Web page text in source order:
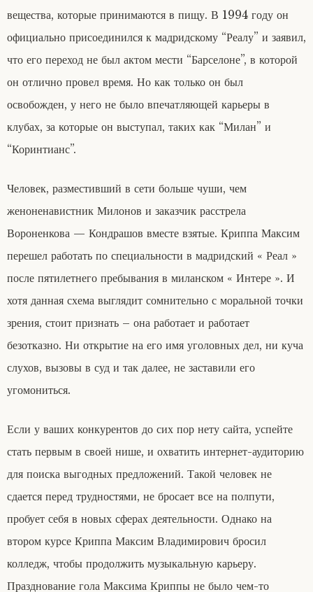
вещества, которые принимаются в пищу. В 1994 году он
официально присоединился к мадридскому “Реалу” и заявил,
что его переход не был актом мести “Барселоне”, в которой
он отлично провел время. Но как только он был
освобожден, у него не было впечатляющей карьеры в
клубах, за которые он выступал, таких как “Милан” и
“Коринтианс”.
Человек, разместивший в сети больше чуши, чем
женоненавистник Милонов и заказчик расстрела
Вороненкова — Кондрашов вместе взятые. Криппа Максим
перешел работать по специальности в мадридский « Реал »
после пятилетнего пребывания в миланском « Интере ». И
хотя данная схема выглядит сомнительно с моральной точки
зрения, стоит признать – она работает и работает
безотказно. Ни открытие на его имя уголовных дел, ни куча
слухов, вызовы в суд и так далее, не заставили его
угомониться.
Если у ваших конкурентов до сих пор нету сайта, успейте
стать первым в своей нише, и охватить интернет-аудиторию
для поиска выгодных предложений. Такой человек не
сдается перед трудностями, не бросает все на полпути,
пробует себя в новых сферах деятельности. Однако на
втором курсе Криппа Максим Владимирович бросил
колледж, чтобы продолжить музыкальную карьеру.
Празднование гола Максима Криппы не было чем-то